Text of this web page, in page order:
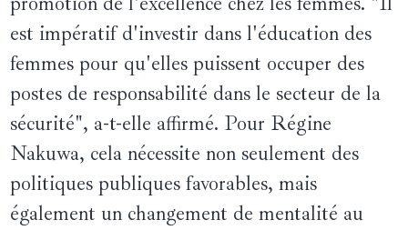
est impératif d'investir dans l'éducation des
femmes pour qu'elles puissent occuper des
postes de responsabilité dans le secteur de la
sécurité", a-t-elle affirmé. Pour Régine
Nakuwa, cela nécessite non seulement des
politiques publiques favorables, mais
également un changement de mentalité au